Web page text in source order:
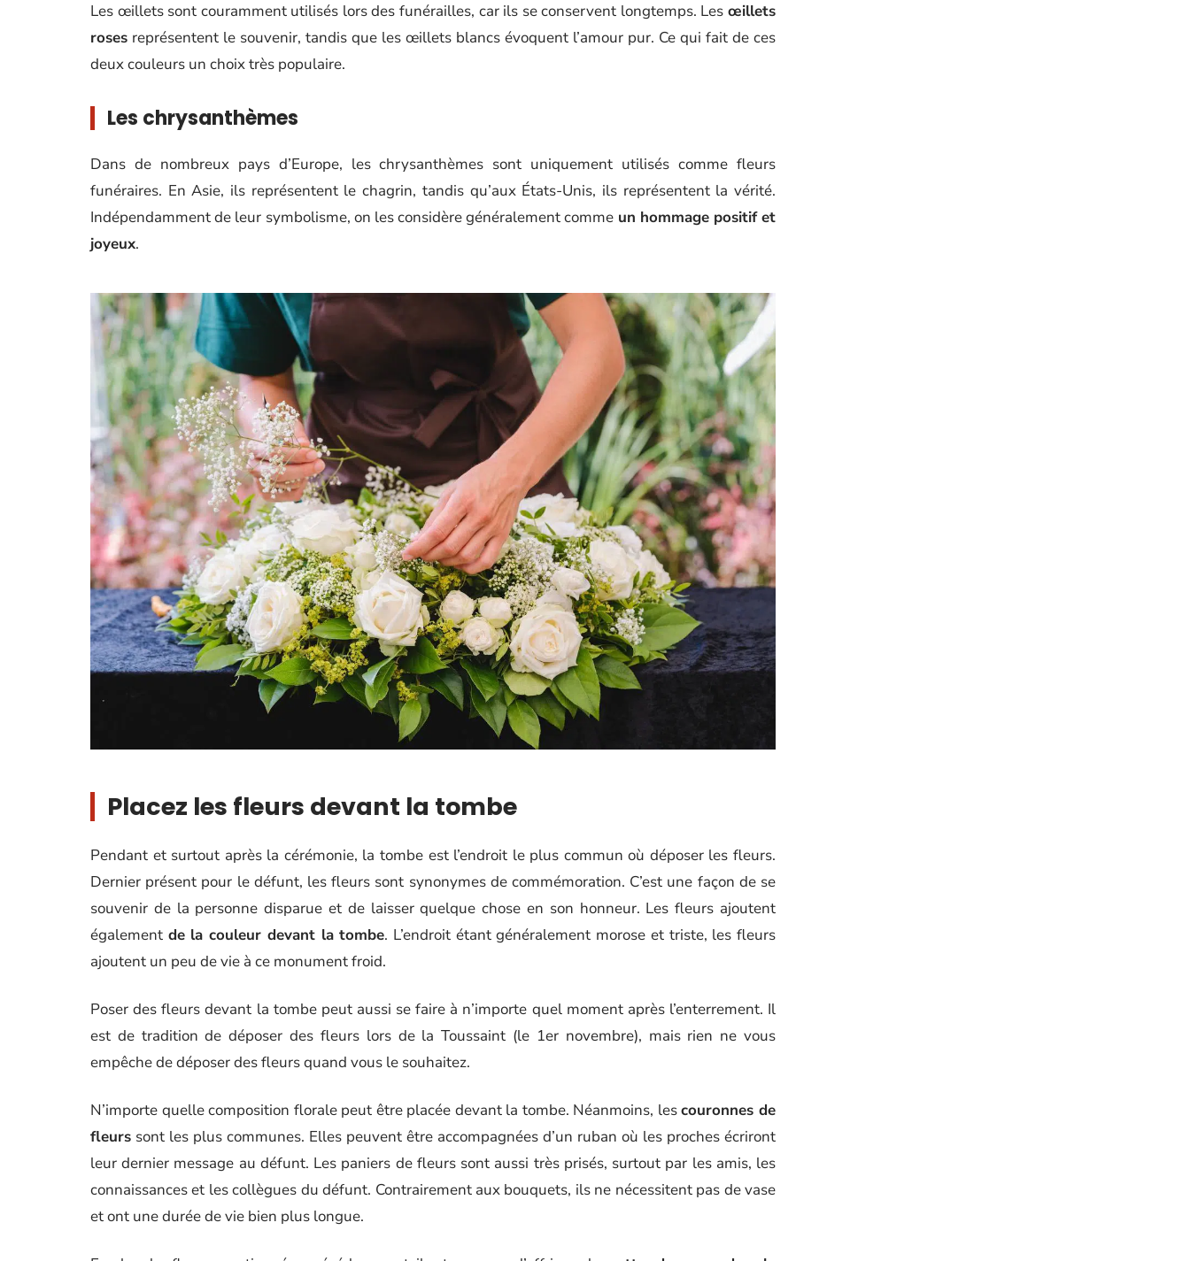
Les œillets sont couramment utilisés lors des funérailles, car ils se conservent longtemps. Les œillets
roses représentent le souvenir, tandis que les œillets blancs évoquent l’amour pur. Ce qui fait de ces
deux couleurs un choix très populaire.
Les chrysanthèmes
Dans de nombreux pays d’Europe, les chrysanthèmes sont uniquement utilisés comme fleurs
funéraires. En Asie, ils représentent le chagrin, tandis qu’aux États-Unis, ils représentent la vérité.
Indépendamment de leur symbolisme, on les considère généralement comme un hommage positif et
joyeux.
Placez les fleurs devant la tombe
Pendant et surtout après la cérémonie, la tombe est l’endroit le plus commun où déposer les fleurs.
Dernier présent pour le défunt, les fleurs sont synonymes de commémoration. C’est une façon de se
souvenir de la personne disparue et de laisser quelque chose en son honneur. Les fleurs ajoutent
également de la couleur devant la tombe. L’endroit étant généralement morose et triste, les fleurs
ajoutent un peu de vie à ce monument froid.
Poser des fleurs devant la tombe peut aussi se faire à n’importe quel moment après l’enterrement. Il
est de tradition de déposer des fleurs lors de la Toussaint (le 1er novembre), mais rien ne vous
empêche de déposer des fleurs quand vous le souhaitez.
N’importe quelle composition florale peut être placée devant la tombe. Néanmoins, lescouronnes de
fleurs sont les plus communes. Elles peuvent être accompagnées d’un ruban où les proches écriront
leur dernier message au défunt. Les paniers de fleurs sont aussi très prisés, surtout par les amis, les
connaissances et les collègues du défunt. Contrairement aux bouquets, ils ne nécessitent pas de vase
et ont une durée de vie bien plus longue.